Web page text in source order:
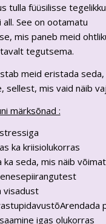
tulla füüsilisse
See on ootamatu
mis paneb meid
tegutsema.
meid eristada
sellest, mis vaid näib
märksõnad :
ka kriisiolukorras
ka seda, mis näib
visadust
igas olukorras